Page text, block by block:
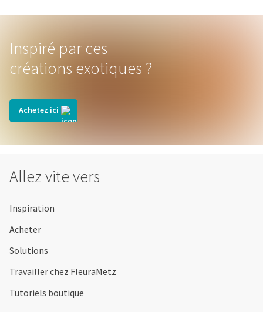
Inspiré par ces
créations exotiques ?
Achetez ici
Allez vite vers
Inspiration
Acheter
Solutions
Travailler chez FleuraMetz
Tutoriels boutique